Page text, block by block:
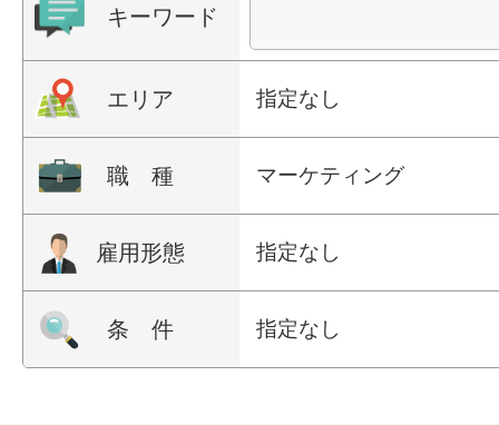
キーワード
エリア 指定なし
職 種 マーケティング
雇用形態 指定なし
条 件 指定なし